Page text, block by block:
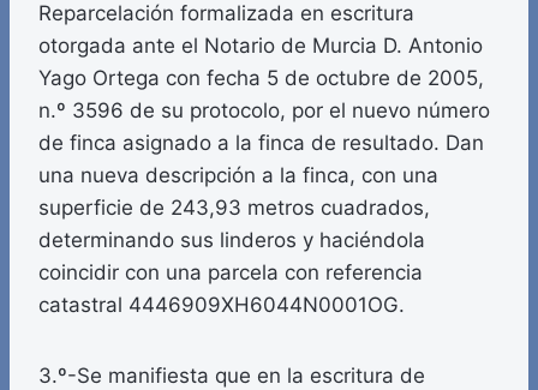
Reparcelación formalizada en escritura
otorgada ante el Notario de Murcia D. Antonio
Yago Ortega con fecha 5 de octubre de 2005,
n.º 3596 de su protocolo, por el nuevo número
de finca asignado a la finca de resultado. Dan
una nueva descripción a la finca, con una
superficie de 243,93 metros cuadrados,
determinando sus linderos y haciéndola
coincidir con una parcela con referencia
catastral 4446909XH6044N0001OG.
3.º-Se manifiesta que en la escritura de